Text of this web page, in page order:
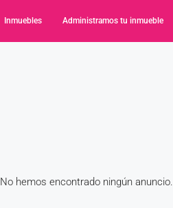
Inmuebles Administramos tu inmueble
No hemos encontrado ningún anuncio.